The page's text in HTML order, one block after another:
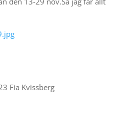
Fia Kvissberg